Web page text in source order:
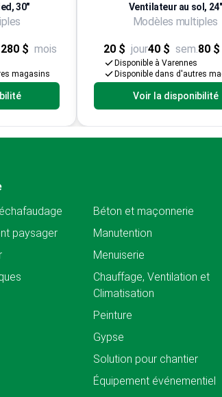
30"
280 $ mois
magasins
Ventilateur au sol, 24"
Modèles multiples
20 $ jour40 $ sem.80 $
Disponible à Varennes
Disponible dans d'autres
Voir la disponibilité
Béton et maçonnerie
paysager
Manutention
Menuiserie
Chauffage, Ventilation et
Climatisation
Peinture
Gypse
Solution pour chantier
Équipement événementiel